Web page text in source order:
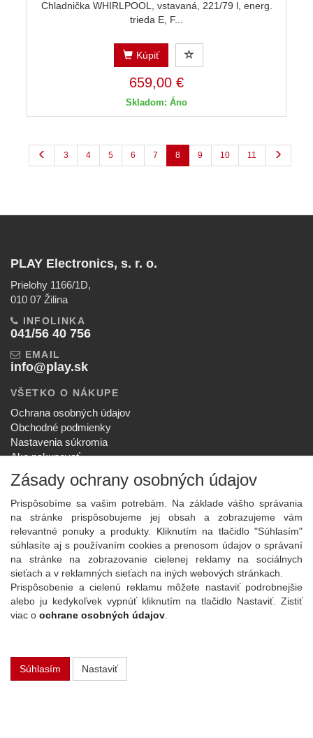
Chladnička WHIRLPOOL, vstavaná, 221/79 l, energ.
trieda E, F...
Kúpiť
659,00 €
Skladom: Áno
3 4 5 6 7 8 9 10 11
PLAY Electronics, s. r. o.
Prielohy 1166/1D,
010 07 Žilina
INFOLINKA
041/56 40 756
EMAIL
info@play.sk
VŠETKO O NÁKUPE
Ochrana osobných údajov
Obchodné podmienky
Nastavenia súkromia
Ako nakupovať
Reklamačný poriadok
SPOLOČNOSŤ
O nás
Kontakt
Služby
Aktuality
NOVINKY NA EMAIL
Prihlásiť
Viac informácií o tejto službe
Copyright
Zásady ochrany osobných údajov
Prispôsobíme sa vašim potrebám. Na základe vášho správania
na stránke prispôsobujeme jej obsah a zobrazujeme vám
relevantné ponuky a produkty. Kliknutím na tlačidlo "Súhlasím"
súhlasíte aj s používaním cookies a prenosom údajov o správaní
na stránke na zobrazovanie cielenej reklamy na sociálnych
sieťach a v reklamných sieťach na iných webových stránkach.
Prispôsobenie a cielenú reklamu môžete nastaviť podrobnejšie
alebo ju kedykoľvek vypnúť kliknutím na tlačidlo Nastaviť. Zistiť
viac o ochrane osobných údajov
Súhlasím Nastaviť